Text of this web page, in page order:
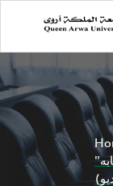
"أنانية" محمد صلاح تفقد ساديو ماني أعصابه